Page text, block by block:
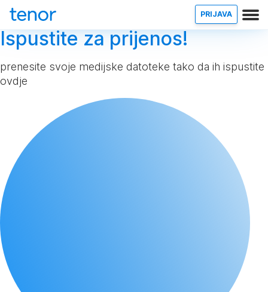
PRIJAVA
Ispustite za prijenos!
prenesite svoje medijske datoteke tako da ih ispustite
ovdje